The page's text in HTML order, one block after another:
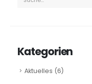
Kategorien
Aktuelles (6)